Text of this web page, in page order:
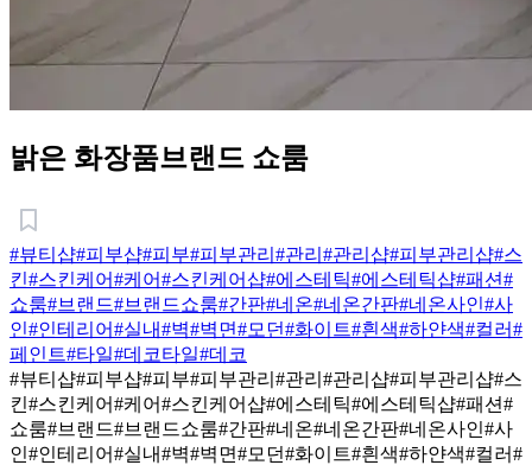
밝은 화장품브랜드 쇼룸
#뷰티샵#피부샵#피부#피부관리 #관리 #관리샵#피부관리샵#스
킨#스킨케어#케어#스킨케어샵#에스테틱#에스테틱샵#패션#
쇼룸#브랜드#브랜드쇼룸#간판#네온#네온간판#네온사인#사
인#인테리어#실내#벽#벽면#모던#화이트#흰색#하얀색#컬러#
페인트#타일#데코타일#데코
#뷰티샵#피부샵#피부#피부관리 #관리 #관리샵#피부관리샵#스
킨#스킨케어#케어#스킨케어샵#에스테틱#에스테틱샵#패션#
쇼룸#브랜드#브랜드쇼룸#간판#네온#네온간판#네온사인#사
인#인테리어#실내#벽#벽면#모던#화이트#흰색#하얀색#컬러#